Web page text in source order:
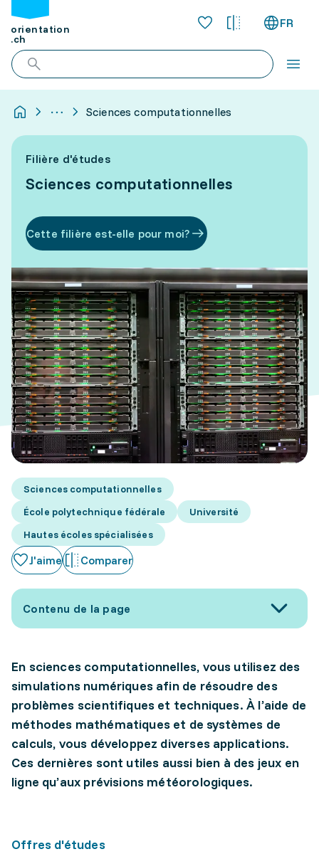
orientation
.ch
FR
Sciences computationnelles
Filière d'études
Sciences computationnelles
Cette filière est-elle pour moi?
Sciences computationnelles
École polytechnique fédérale
Université
Hautes écoles spécialisées
J'aime Comparer
Contenu de la page
En sciences computationnelles, vous utilisez des
simulations numériques afin de résoudre des
problèmes scientifiques et techniques. À l’aide de
méthodes mathématiques et de systèmes de
calculs, vous développez diverses applications.
Ces dernières sont utiles aussi bien à des jeux en
ligne qu’aux prévisions météorologiques.
Offres d'études